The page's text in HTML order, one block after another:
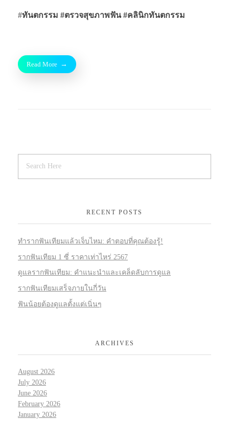
#ทันตกรรม #ตรวจสุขภาพฟัน #คลินิกทันตกรรม
Read More
RECENT POSTS
ทำรากฟันเทียมแล้วเจ็บไหม: คำตอบที่คุณต้องรู้!
รากฟันเทียม 1 ซี่ ราคาเท่าไหร่ 2567
ดูแลรากฟันเทียม: คำแนะนำและเคล็ดลับการดูแล
รากฟันเทียมเสร็จภายในกี่วัน
ฟันน้อยต้องดูแลตั้งแต่เนิ่นๆ
ARCHIVES
August 2026
July 2026
June 2026
February 2026
January 2026